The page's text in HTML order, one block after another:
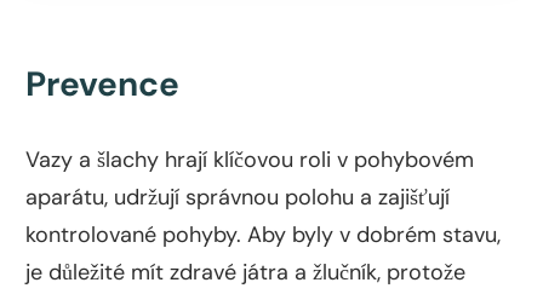
Prevence
Vazy a šlachy hrají klíčovou roli v pohybovém
aparátu, udržují správnou polohu a zajišťují
kontrolované pohyby. Aby byly v dobrém stavu,
je důležité mít zdravé játra a žlučník, protože